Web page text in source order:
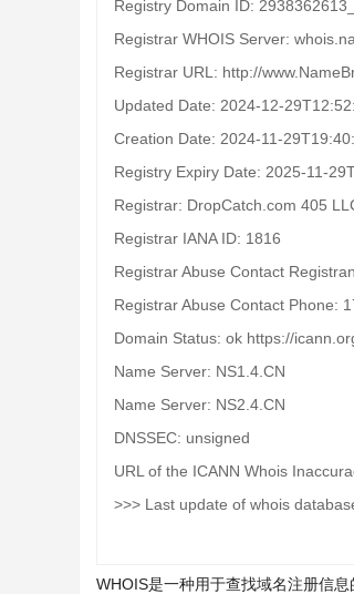
Registry Domain ID:
Registrar WHOIS Server:
Registrar URL: http://
Updated Date: 2024-12-
Creation Date: 2024-11-
Registry Expiry Date: 2025-11-
Registrar: DropCatch.com 405
Registrar IANA ID: 1816
Registrar Abuse Contact
Registrar Abuse Contact Phone:
Domain Status: ok https://
Name Server: NS1.4.CN
Name Server: NS2.4.CN
DNSSEC: unsigned
URL of the ICANN Whois
>>> Last update of whois
WHOIS是一种用于查找域名注册信